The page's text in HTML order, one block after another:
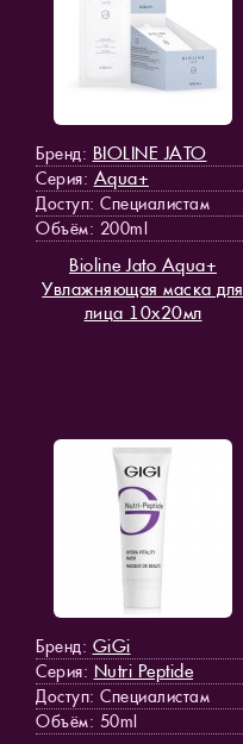
Бренд: BIOLINE JATO
Серия: Aqua+
Доступ: Специалистам
Объём: 200ml
Bioline Jato Aqua+
Увлажняющая маска для
лица 10х20мл
Бренд: GiGi
Серия: Nutri Peptide
Доступ: Специалистам
Объём: 50ml